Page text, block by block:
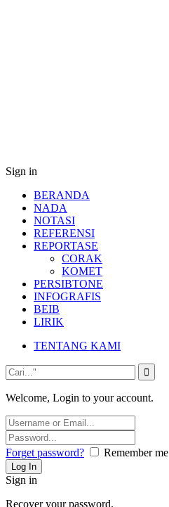
Sign in
BERANDA
NADA
NOTASI
REFERENSI
REPORTASE
CORAK
KOMET
PERSIBTONE
INFOGRAFIS
BEIB
LIRIK
TENTANG KAMI
Welcome, Login to your account.
Forget password? Remember me
Sign in
Recover your password.